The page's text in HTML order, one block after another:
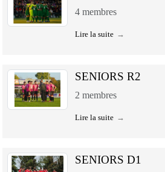
4 membres
Lire la suite
SENIORS R2
2 membres
Lire la suite
SENIORS D1